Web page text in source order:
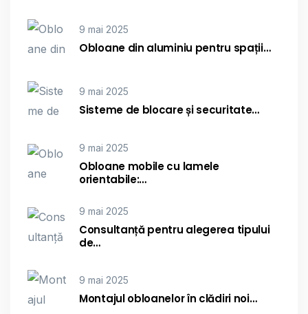
9 mai 2025
Obloane din aluminiu pentru spații…
9 mai 2025
Sisteme de blocare și securitate…
9 mai 2025
Obloane mobile cu lamele
orientabile:…
9 mai 2025
Consultanță pentru alegerea tipului
de…
9 mai 2025
Montajul obloanelor în clădiri noi…